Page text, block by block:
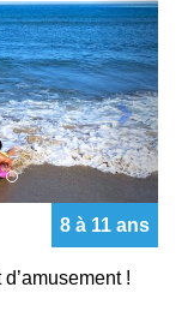
Next
8 à 11 ans
!